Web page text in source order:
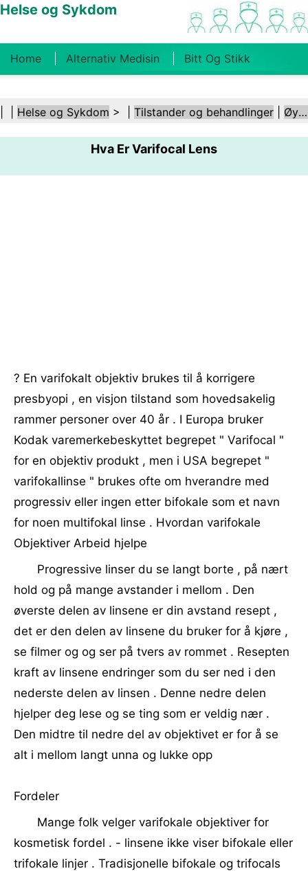
Helse og Sykdom
Home Alternativ Medisin Bitt Og Stikk
Kosthold Og Ernæring Familiehelse
Psykisk Helse Folkehelse Og
Sikkerhet Kirurgi Og Prosedyrer Helse
Helse og Sykdom > | Tilstander og behandlinger Øye- og synsforstyrrelser
Hva Er Varifocal Lens
? En varifokalt objektiv brukes til å korrigere
presbyopi , en visjon tilstand som hovedsakelig
rammer personer over 40 år . I Europa bruker
Kodak varemerkebeskyttet begrepet " Varifocal "
for en objektiv produkt , men i USA begrepet "
varifokallinse " brukes ofte om hverandre med
progressiv eller ingen etter bifokale som et navn
for noen multifokal linse . Hvordan varifokale
Objektiver Arbeid hjelpe
Progressive linser du se langt borte , på nært
hold og på mange avstander i mellom . Den
øverste delen av linsene er din avstand resept ,
det er den delen av linsene du bruker for å kjøre ,
se filmer og og ser på tvers av rommet . Resepten
kraft av linsene endringer som du ser ned i den
nederste delen av linsen . Denne nedre delen
hjelper deg lese og se ting som er veldig nær .
Den midtre til nedre del av objektivet er for å se
alt i mellom langt unna og lukke opp
Fordeler
Mange folk velger varifokale objektiver for
kosmetisk fordel . - linsene ikke viser bifokale eller
trifokale linjer . Tradisjonelle bifokale og trifocals